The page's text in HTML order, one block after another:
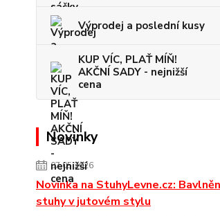
Výprodej a poslední kusy
KUP VÍC, PLAŤ MÍŇ!
AKČNÍ SADY - nejnižší
cena
Novinky
07.05.2026
Novinka na StuhyLevne.cz:
stuhy v jutovém stylu